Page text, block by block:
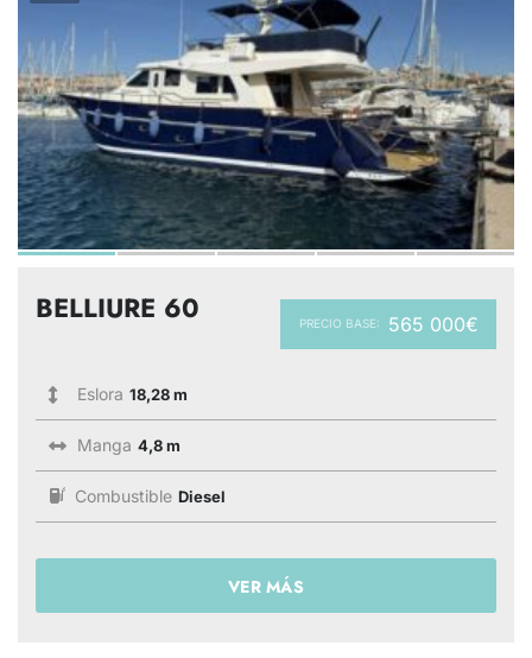
PRECIO BASE: 565 000€
BELLIURE 60
Eslora 18,28 m
Manga 4,8 m
Combustible Diesel
VER MÁS